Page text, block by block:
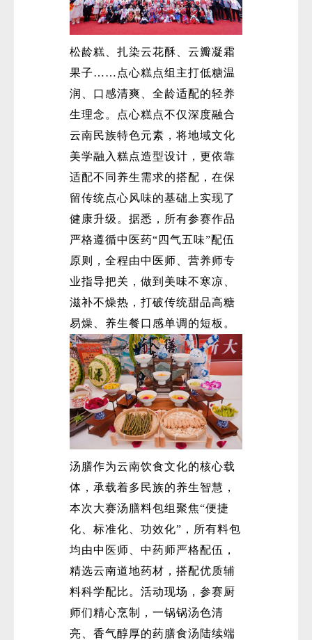
松龄糕、扎染云花酥、云瓣凝霜
果子……点心糕点组主打低糖温
润、口感清爽、全龄适配的轻养
生理念。点心糕点不仅深度融合
云南民族特色元素，将地域文化
美学融入糕点造型设计，更依靠
适配不同养生需求的搭配，在保
留传统点心风味的基础上实现了
健康升级。据悉，所有参赛作品
严格遵循中医药“四气五味”配伍
原则，全程由中医师、营养师专
业指导把关，做到美味不寒凉、
滋补不燥热，打破传统甜品高糖
易燥、养生餐口感单调的短板。
汤膳作为云南饮食文化的核心载
体，承载着多民族的养生智慧，
本次大赛汤膳料包组聚焦“便捷
化、标准化、功效化”，所有料包
均由中医师、中药师严格配伍，
精选云南道地药材，搭配优质辅
料科学配比。活动现场，参赛厨
师们精心烹制，一锅锅汤色清
亮、香气醇厚的药膳食汤陆续端